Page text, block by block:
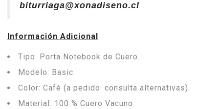
biturriaga@xonadiseno.cl
Información Adicional
Tipo: Porta Notebook de Cuero.
Modelo: Basic.
Color: Café (a pedido: consulta alternativas).
Material: 100 % Cuero Vacuno